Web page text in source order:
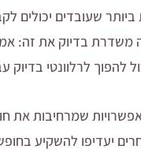
שעובדים יכולים
בדיוק את זה:
לרלוונטי בדיוק
שמרחיבות את
יעדיפו להשקיע